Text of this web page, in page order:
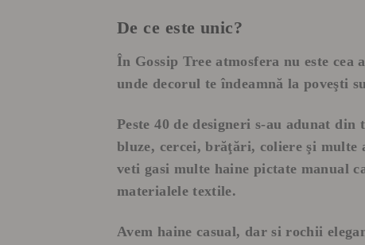
De ce este unic?
În Gossip Tree atmosfera nu este
unde decorul te îndeamnă la poveşti
Peste 40 de designeri s-au adunat
bluze, cercei, brăţări, coliere şi multe
veti gasi multe haine pictate manual
materialele textile.
Avem haine casual, dar si rochii